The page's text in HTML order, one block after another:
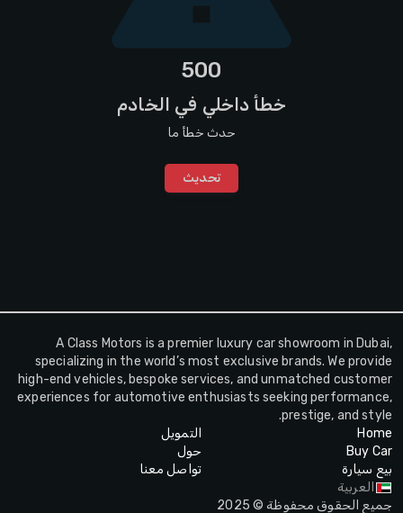
500
خطأ داخلي في الخادم
حدث خطأ ما
تحديث
A Class Motors is a premier luxury car showroom in Dubai,
specializing in the world’s most exclusive brands. We provide
high-end vehicles, bespoke services, and unmatched customer
experiences for automotive enthusiasts seeking performance,
prestige, and style.
Home
Buy Car
بيع سيارة
التمويل
حول
تواصل معنا
العربية
جميع الحقوق محفوظة © 2025